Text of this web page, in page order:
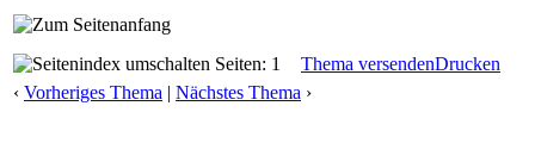
Seiten: 1 Thema versendenDrucken
‹ Vorheriges Thema | Nächstes Thema ›